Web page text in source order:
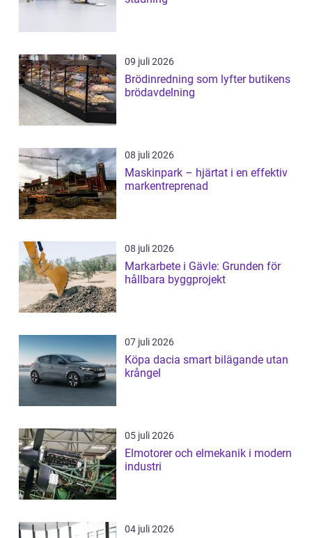
09 juli 2026
Brödinredning som lyfter butikens
brödavdelning
08 juli 2026
Maskinpark – hjärtat i en effektiv
markentreprenad
08 juli 2026
Markarbete i Gävle: Grunden för
hållbara byggprojekt
07 juli 2026
Köpa dacia smart bilägande utan
krångel
05 juli 2026
Elmotorer och elmekanik i modern
industri
04 juli 2026